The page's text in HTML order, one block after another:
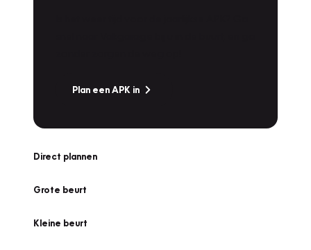
Plan een APK in
Direct plannen
Grote beurt
Kleine beurt